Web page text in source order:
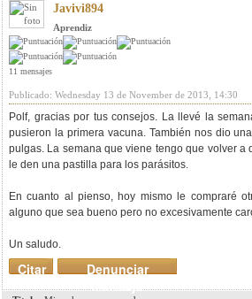
Javivi894
Aprendiz
11 mensajes
Publicado: Wednesday 13 de November de 2013, 14:30
Polf, gracias por tus consejos. La llevé la
pusieron la primera vacuna. También nos dio
pulgas. La semana que viene tengo que volver a
le den una pastilla para los parásitos.
En cuanto al pienso, hoy mismo le compraré
alguno que sea bueno pero no excesivamente
Un saludo.
Denunciar
mensaje
Citar